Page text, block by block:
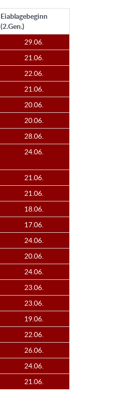
Eiablagebeginn
(2.Gen.)
29.06.
21.06.
22.06.
21.06.
20.06.
20.06.
28.06.
24.06.
21.06.
21.06.
18.06.
17.06.
24.06.
20.06.
24.06.
23.06.
23.06.
19.06.
22.06.
26.06.
24.06.
21.06.